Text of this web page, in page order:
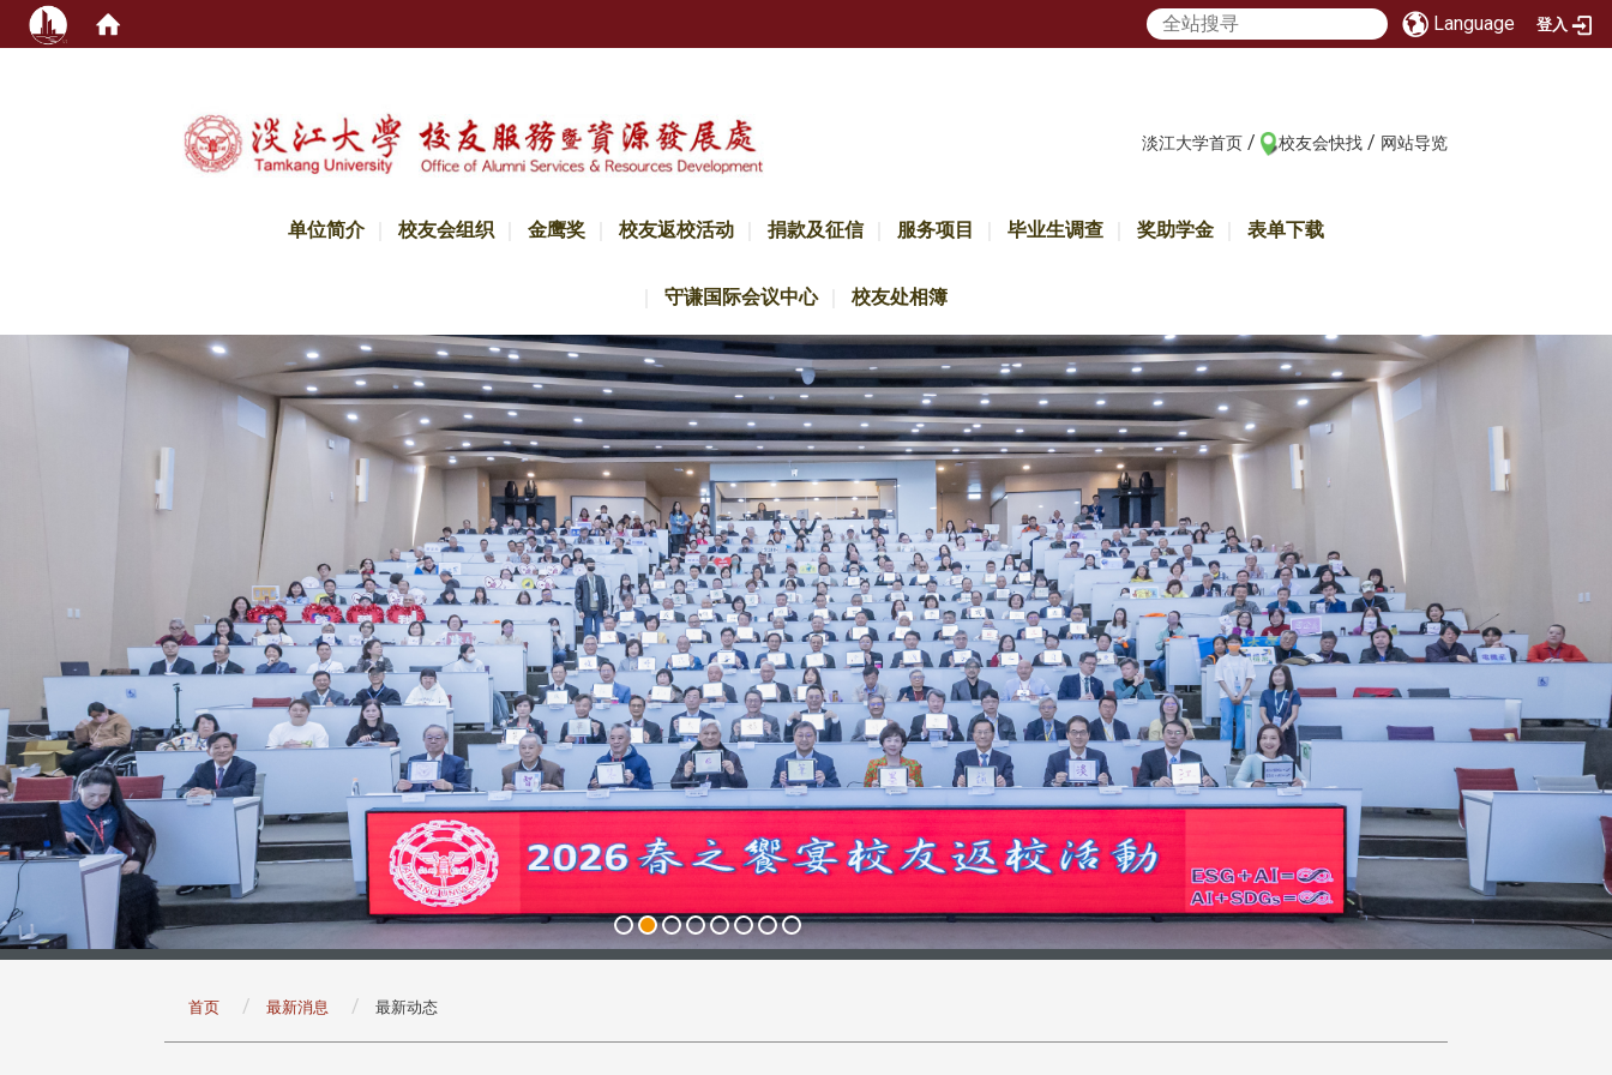
Language 登入
淡江大学首页 / 校友会快找 / 网站导览
单位简介 校友会组织 金鹰奖 校友返校活动 捐款及征信 服务项目 毕业生调查 奖助学金 表单下载
守谦国际会议中心 校友处相簿
首页 最新消息 最新动态